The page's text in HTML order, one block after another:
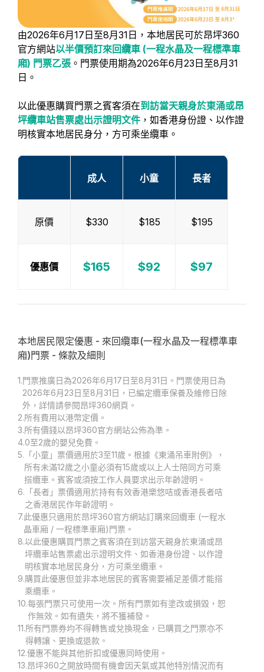
由2026年6月17日至8月31日，本地居民可於昂坪360
官方網站以半價預訂來回纜車 (一程水晶及一程標準車
廂) 門票乙張 。門票使用期為2026年6月23日至8月31
日。
以此優惠購買門票之賓客須在到訪當天親身於東涌或昂
坪纜車站售票處出示證明文件 ，如香港身份證、以作證
明核實本地居民身分，方可乘坐纜車。
成人 小童 長者
原價 $330 $185 $195
優惠價 $165 $92 $97
本地居民限定優惠 - 來回纜車(一程水晶及一程標準車
廂)門票 - 條款及細則
1.門票推廣日為2026年6月17日至8月31日。門票使用日為
2026年6月23日至8月31日，已編定纜車保養及維修日除
外，詳情請參閱昂坪360網頁。
2.所有費用以港幣定價。
3.所有價錢以昂坪360官方網站公佈為準。
4.0至2歲的嬰兒免費。
5. 「小童」票價適用於3至11歲。根據《東涌吊車附例》，
所有未滿12歲之小童必須有15歲或以上人士陪同方可乘
搭纜車。賓客或須按工作人員要求出示年齡證明。
6. 「長者」票價適用於持有有效香港樂悠咭或香港長者咭
之香港居民作年齡證明。
7.此優惠只適用於昂坪360官方網站訂購來回纜車 (一程水
晶車廂 / 一程標準車廂)門票。
8.以此優惠購買門票之賓客須在到訪當天親身於東涌或昂
坪纜車站售票處出示證明文件、如香港身份證、以作證
明核實本地居民身分，方可乘坐纜車。
9.購買此優惠但並非本地居民的賓客需要補足差價才能搭
乘纜車。
10.每張門票只可使用一次。所有門票如有塗改或損毀，恕
作無效。如有遺失，將不獲補發。
11.所有門票券均不得轉售或兌換現金，已購買之門票亦不
得轉讓、更換或退款。
12.優惠不能與其他折扣或優惠同時使用。
13.昂坪360之開放時間有機會因天氣或其他特別情況而有